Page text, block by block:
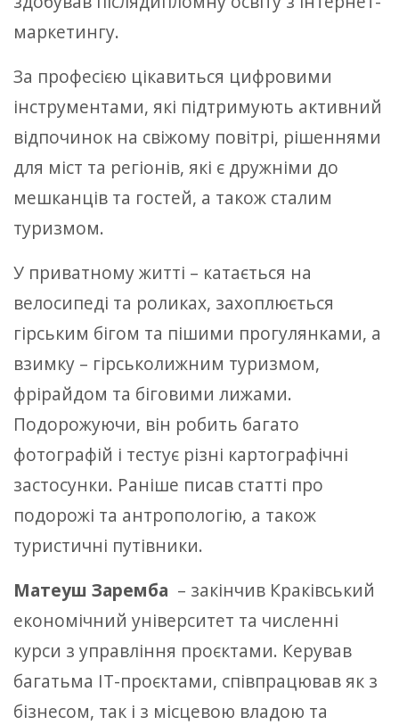
маркетингу.
За професією цікавиться цифровими
інструментами, які підтримують активний
відпочинок на свіжому повітрі, рішеннями
для міст та регіонів, які є дружніми до
мешканців та гостей, а також сталим
туризмом.
У приватному житті – катається на
велосипеді та роликах, захоплюється
гірським бігом та пішими прогулянками, а
взимку – гірськолижним туризмом,
фрірайдом та біговими лижами.
Подорожуючи, він робить багато
фотографій і тестує різні картографічні
застосунки. Раніше писав статті про
подорожі та антропологію, а також
туристичні путівники.
Матеуш Заремба – закінчив Краківський
економічний університет та численні
курси з управління проєктами. Керував
багатьма ІТ-проєктами, співпрацював як з
бізнесом, так і з місцевою владою та